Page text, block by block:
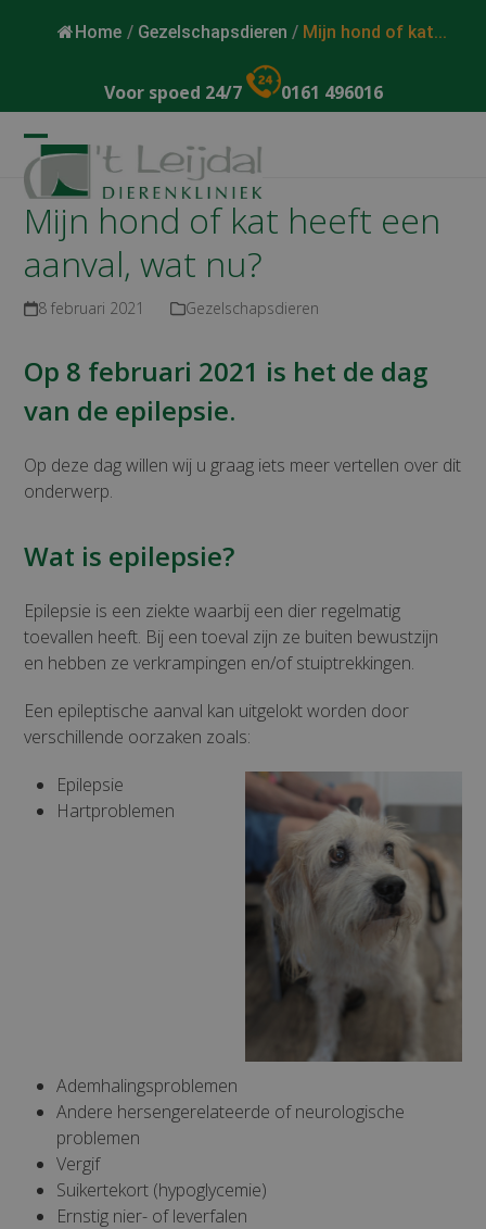
Home / Gezelschapsdieren / Mijn hond of kat...
Voor spoed 24/7 0161 496016
Open
mobile
menu
Close
mobile
menu
Mijn hond of kat heeft een
aanval, wat nu?
8 februari 2021 Gezelschapsdieren
Op 8 februari 2021 is het de dag
van de epilepsie.
Op deze dag willen wij u graag iets meer vertellen over dit
onderwerp.
Wat is epilepsie?
Epilepsie is een ziekte waarbij een dier regelmatig
toevallen heeft. Bij een toeval zijn ze buiten bewustzijn
en hebben ze verkrampingen en/of stuiptrekkingen.
Een epileptische aanval kan uitgelokt worden door
verschillende oorzaken zoals:
Epilepsie
Hartproblemen
Ademhalingsproblemen
Andere hersengerelateerde of neurologische
problemen
Vergif
Suikertekort (hypoglycemie)
Ernstig nier- of leverfalen